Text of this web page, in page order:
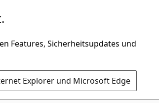
Features, Sicherheitsupdates und
Explorer und Microsoft Edge